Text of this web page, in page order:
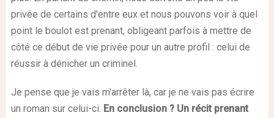
privée de certains d'entre eux et nous pouvons voir à quel
point le boulot est prenant, obligeant parfois à mettre de
côté ce début de vie privée pour un autre profil : celui de
réussir à dénicher un criminel.
Je pense que je vais m'arrêter là, car je ne vais pas écrire
un roman sur celui-ci. En conclusion ? Un récit prenant